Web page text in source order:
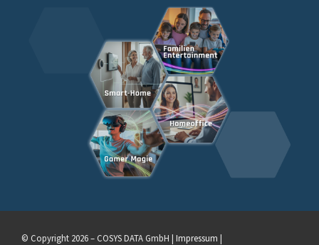
© Copyright 2026 – COSYS DATA GmbH | Impressum |